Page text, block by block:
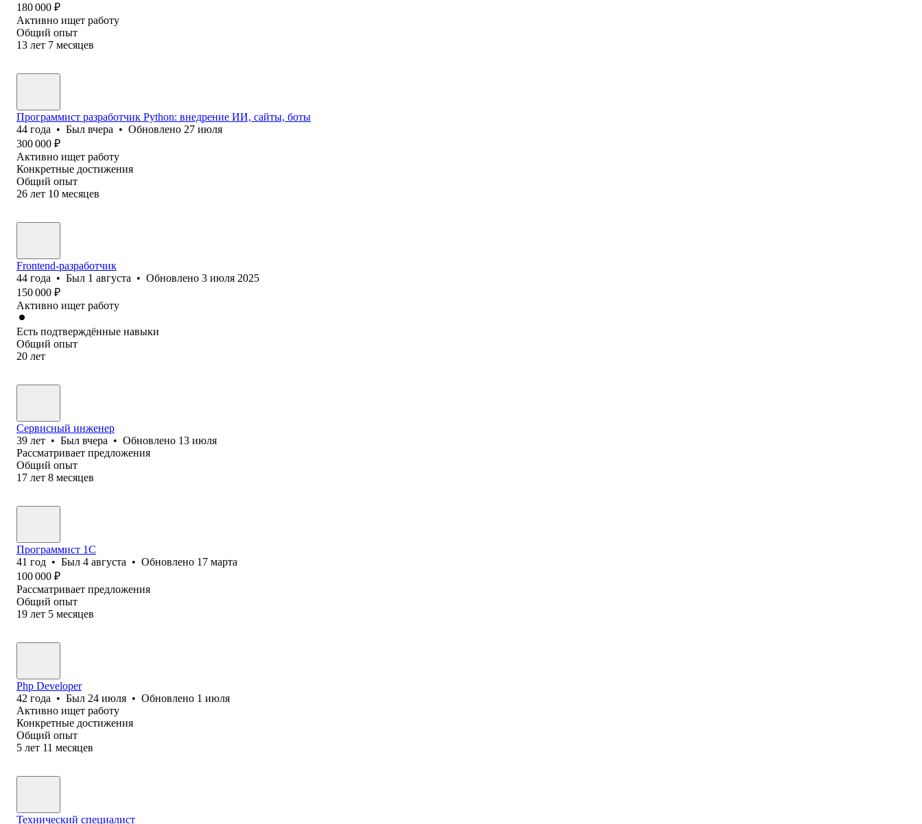
180 000 ₽
Активно ищет работу
Общий опыт
13 лет 7 месяцев
Программист разработчик Python: внедрение ИИ, сайты, боты
44 года • Был вчера • Обновлено 27 июля
300 000 ₽
Активно ищет работу
Конкретные достижения
Общий опыт
26 лет 10 месяцев
Frontend-разработчик
44 года • Был 1 августа • Обновлено 3 июля 2025
150 000 ₽
Активно ищет работу
Есть подтверждённые навыки
Общий опыт
20 лет
Сервисный инженер
39 лет • Был вчера • Обновлено 13 июля
Рассматривает предложения
Общий опыт
17 лет 8 месяцев
Програм⁢мист 1С
41 год • Был 4 августа • Обновлено 17 марта
100 000 ₽
Рассматривает предложения
Общий опыт
19 лет 5 месяцев
Php Developer
42 года • Был 24 июля • Обновлено 1 июля
Активно ищет работу
Конкретные достижения
Общий опыт
5 лет 11 месяцев
Технический специалист